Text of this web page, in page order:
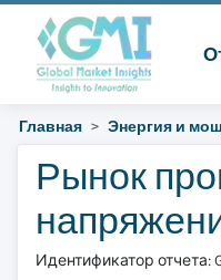
Главная Энергия и
Рынок
Идентификатор отчета: